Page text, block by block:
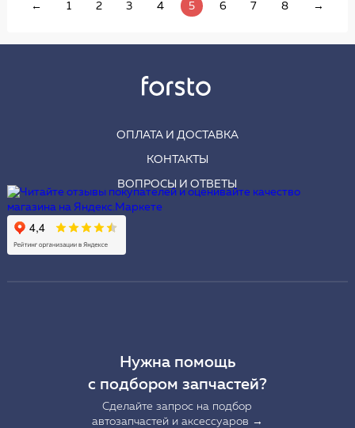
← 1 2 3 4 5 6 7 8 →
ОПЛАТА И ДОСТАВКА
КОНТАКТЫ
ВОПРОСЫ И ОТВЕТЫ
Нужна помощь
с подбором запчастей?
Сделайте запрос на подбор
автозапчастей и аксессуаров →